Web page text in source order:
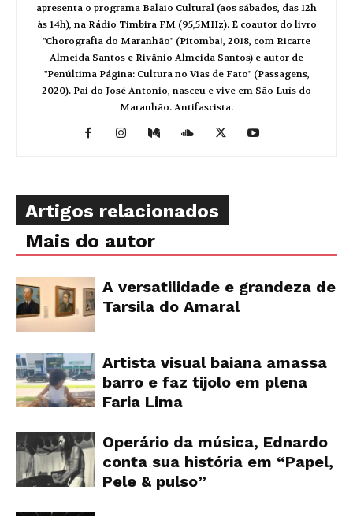
apresenta o programa Balaio Cultural (aos sábados, das 12h
às 14h), na Rádio Timbira FM (95,5MHz). É coautor do livro
"Chorografia do Maranhão" (Pitomba!, 2018, com Ricarte
Almeida Santos e Rivânio Almeida Santos) e autor de
"Penúltima Página: Cultura no Vias de Fato" (Passagens,
2020). Pai do José Antonio, nasceu e vive em São Luís do
Maranhão. Antifascista.
Artigos relacionados
Mais do autor
A versatilidade e grandeza de
Tarsila do Amaral
Artista visual baiana amassa
barro e faz tijolo em plena
Faria Lima
Operário da música, Ednardo
conta sua história em “Papel,
Pele & pulso”